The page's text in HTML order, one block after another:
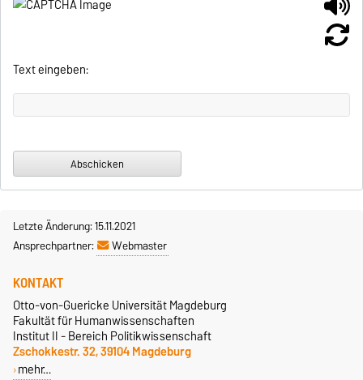
Text eingeben:
Letzte Änderung: 15.11.2021
Ansprechpartner:
Webmaster
KONTAKT
Otto-von-Guericke Universität Magdeburg
Fakultät für Humanwissenschaften
Institut II - Bereich Politikwissenschaft
Zschokkestr. 32, 39104 Magdeburg
mehr…